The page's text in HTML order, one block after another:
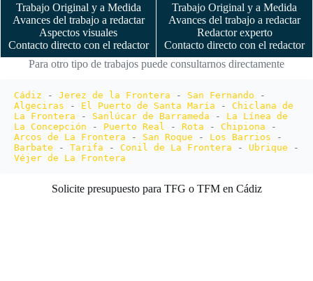
Trabajo Original y a Medida
Avances del trabajo a redactar
Aspectos visuales
Contacto directo con el redactor
Trabajo Original y a Medida
Avances del trabajo a redactar
Redactor experto
Contacto directo con el redactor
Para otro tipo de trabajos puede consultarnos directamente
Cádiz - Jerez de la Frontera - San Fernando
Algeciras - El Puerto de Santa María - Chiclana de
La Frontera - Sanlúcar de Barrameda - La Línea de
La Concepción - Puerto Real - Rota - Chipiona
Arcos de La Frontera - San Roque - Los Barrios
Barbate - Tarifa - Conil de La Frontera - Ubrique
Véjer de La Frontera
Solicite presupuesto para TFG o TFM en Cádiz